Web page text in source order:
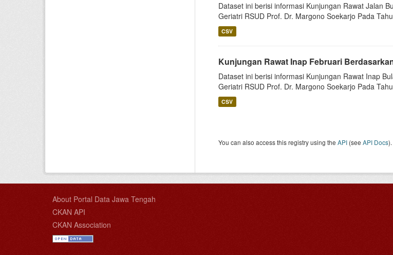
Dataset ini berisi informasi Kunjungan Rawat Jalan
Geriatri RSUD Prof. Dr. Margono Soekarjo Pada
CSV
Kunjungan Rawat Inap Februari
Dataset ini berisi informasi Kunjungan Rawat Inap
Geriatri RSUD Prof. Dr. Margono Soekarjo Pada
CSV
You can also access this registry using the API (see API Docs).
About Portal Data Jawa Tengah
CKAN API
CKAN Association